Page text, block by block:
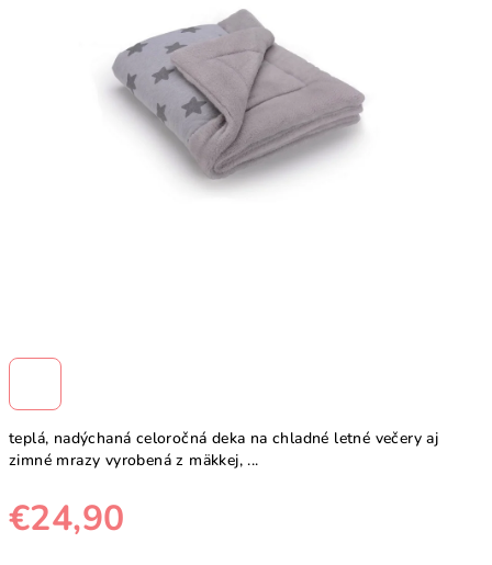
teplá, nadýchaná celoročná deka na chladné letné večery aj
zimné mrazy vyrobená z mäkkej, ...
€24,90